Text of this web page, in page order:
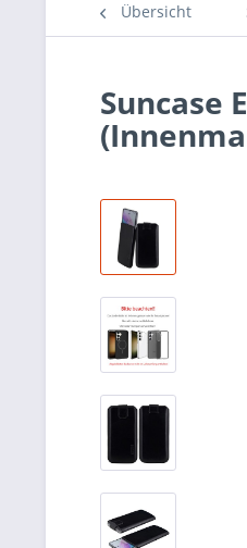
Übersicht
Suncase